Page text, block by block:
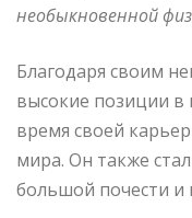
необыкновенной
Благодаря своим
высокие позиции в
время своей
мира. Он также
большой почести и